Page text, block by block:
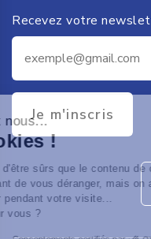
nous...
!
d'être sûrs que le
avant de vous déranger,
pendant votre visite...
pour vous ?
Recevez votre
Je m'inscris